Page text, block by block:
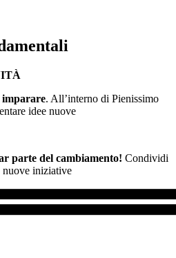
imparare. All’interno di Pienissimo
idee nuove
parte del cambiamento! Condividi
nuove iniziative